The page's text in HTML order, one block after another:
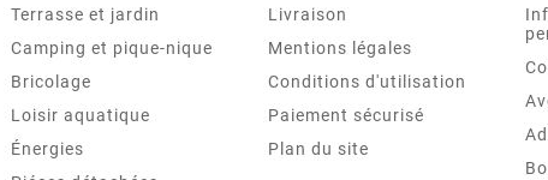
Terrasse et jardin
Camping et pique-nique
Bricolage
Loisir aquatique
Énergies
Livraison
Mentions légales
Conditions d'utilisation
Paiement sécurisé
Plan du site